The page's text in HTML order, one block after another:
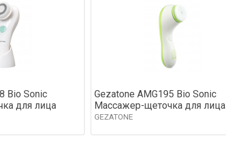
Bio Sonic
для лица
Gezatone AMG195 Bio Sonic
Массажер-щеточка для лица
GEZATONE